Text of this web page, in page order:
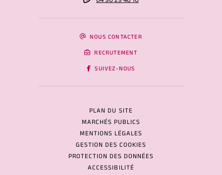
NOUS CONTACTER
RECRUTEMENT
SUIVEZ-NOUS
PLAN DU SITE
MARCHÉS PUBLICS
MENTIONS LÉGALES
GESTION DES COOKIES
PROTECTION DES DONNÉES
ACCESSIBILITÉ